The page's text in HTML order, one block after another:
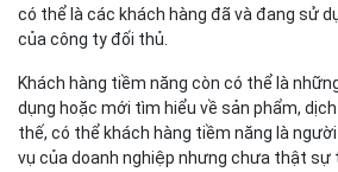
có thể là các khách hàng đã và đang sử
của công ty đối thủ.
Khách hàng tiềm năng còn có thể là
dụng hoặc mới tìm hiểu về sản phẩm,
thế, có thể khách hàng tiềm năng là
vụ của doanh nghiệp nhưng chưa thật sự